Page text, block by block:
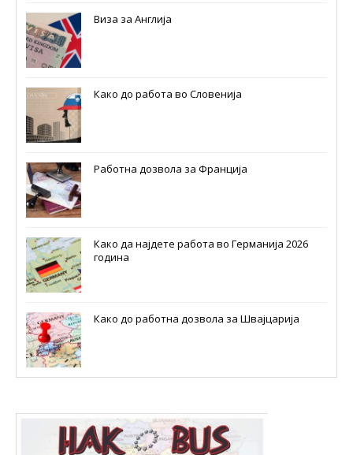
Виза за Англија
Како до работа во Словенија
Работна дозвола за Франција
Како да најдете работа во Германија 2026
година
Како до работна дозвола за Швајцарија